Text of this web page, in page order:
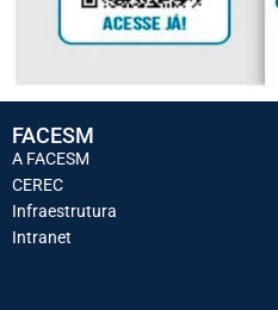
FACESM
A FACESM
CEREC
Infraestrutura
Intranet